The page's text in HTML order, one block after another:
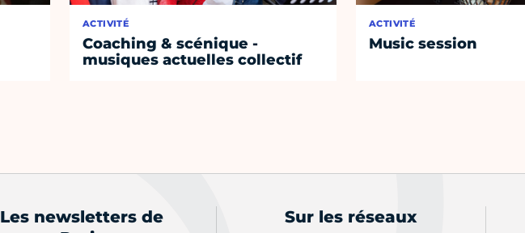
ACTIVITÉ
Coaching & scénique -
musiques actuelles collectif
ACTIVITÉ
Music session
Les newsletters de
Sur les réseaux